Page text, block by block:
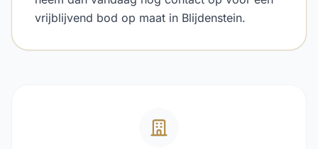
vrijblijvend bod op maat in Blijdenstein.